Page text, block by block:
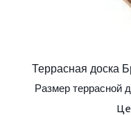
Террасная доска
Размер террасной